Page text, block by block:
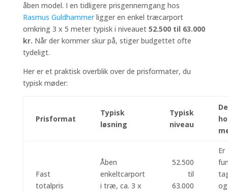
åben model. I en tidligere prisgennemgang hos
Rasmus Guldhammerligger en enkel træcarport
omkring 3 x 5 meter typisk i niveauet 52.500 til 63.000
kr. Når der kommer skur på, stiger budgettet ofte
tydeligt.
Her er et praktisk overblik over de prisformater, du
typisk møder:
Prisformat
Typisk
løsning
Typisk
niveau
Fast
totalpris
Åben
enkeltcarport
i træ, ca. 3 x
52.500
til
63.000
Er
og